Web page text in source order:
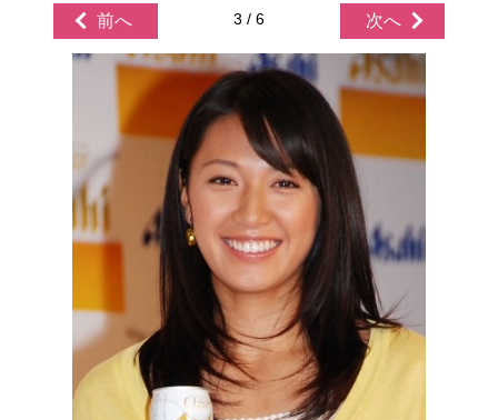
前へ 3 / 6 次へ